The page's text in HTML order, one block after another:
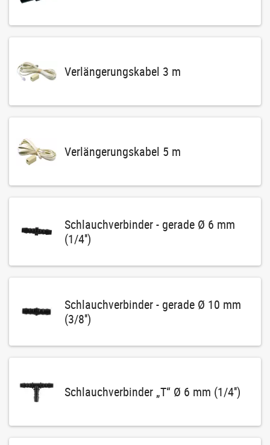
Verlängerungskabel 3 m
Verlängerungskabel 5 m
Schlauchverbinder - gerade Ø 6 mm
(1/4'')
Schlauchverbinder - gerade Ø 10 mm
(3/8'')
Schlauchverbinder „T“ Ø 6 mm (1/4'')